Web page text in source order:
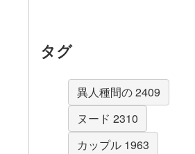
タグ
異人種間の 2409
ヌード 2310
カップル 1963